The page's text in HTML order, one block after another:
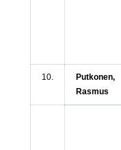
10.
Putkonen,
Rasmus